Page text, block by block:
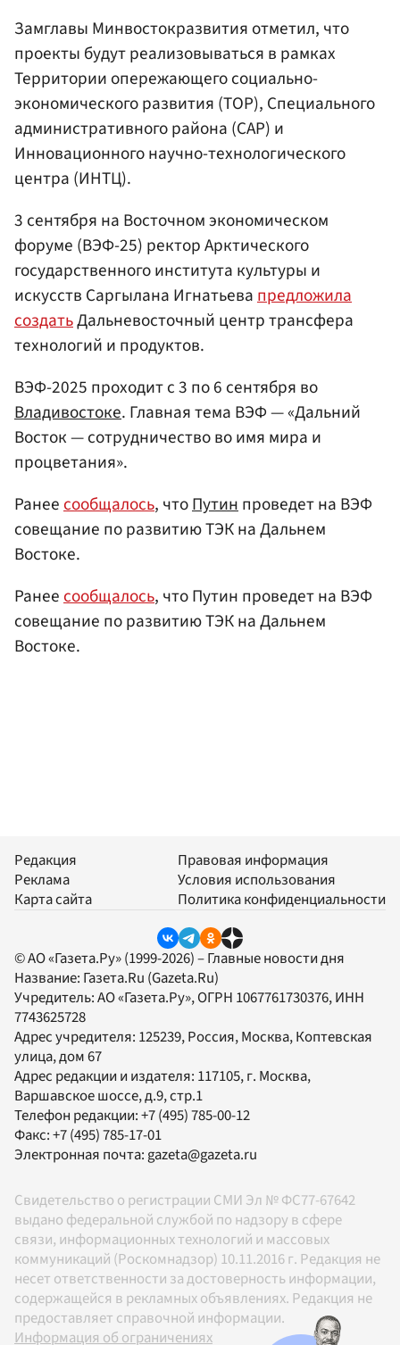
Замглавы Минвостокразвития отметил, что
проекты будут реализовываться в рамках
Территории опережающего социально-
экономического развития (ТОР), Специального
административного района (САР) и
Инновационного научно-технологического
центра (ИНТЦ).
3 сентября на Восточном экономическом
форуме (ВЭФ-25) ректор Арктического
государственного института культуры и
искусств Саргылана Игнатьевапредложила
создатьДальневосточный центр трансфера
технологий и продуктов.
ВЭФ-2025 проходит с 3 по 6 сентября во
Владивостоке. Главная тема ВЭФ — «Дальний
Восток — сотрудничество во имя мира и
процветания».
Ранеесообщалось, чтоПутинпроведет на ВЭФ
совещание по развитию ТЭК на Дальнем
Востоке.
Ранеесообщалось, что Путин проведет на ВЭФ
совещание по развитию ТЭК на Дальнем
Востоке.
Редакция
Реклама
Карта сайта
Правовая информация
Условия использования
Политика конфиденциальности
© АО «Газета.Ру» (1999-2026) – Главные новости дня
Название: Газета.Ru (Gazeta.Ru)
Учредитель:АО «Газета.Ру», ОГРН 1067761730376, ИНН
7743625728
Адрес учредителя: 125239, Россия, Москва, Коптевская
улица, дом 67
Адрес редакции и издателя: 117105, г. Москва,
Варшавское шоссе, д.9, стр.1
Телефон редакции:+7 (495) 785-00-12
Факс:+7 (495) 785-17-01
Электронная почта: gazeta@gazeta.ru
Свидетельство о регистрации СМИ Эл № ФС77-67642
выдано федеральной службой по надзору в сфере
связи, информационных технологий и массовых
коммуникаций (Роскомнадзор) 10.11.2016 г. Редакция не
несет ответственности за достоверность информации,
содержащейся в рекламных объявлениях. Редакция не
предоставляет справочной информации.
Информация об ограничениях